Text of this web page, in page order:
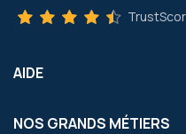
AIDE
NOS GRANDS MÉTIERS